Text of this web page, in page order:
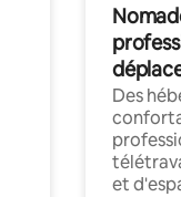
Des
et